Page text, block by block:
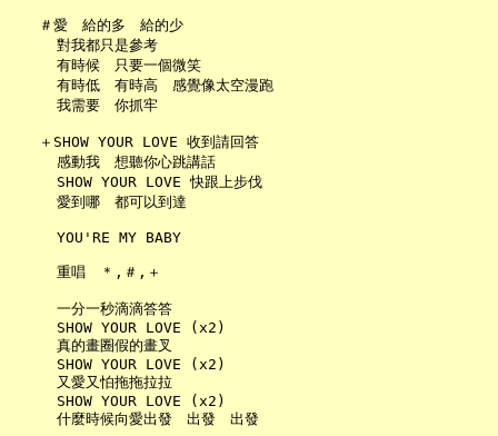
   ＃愛　給的多　給的少
     對我都只是參考
     有時候　只要一個微笑
     有時低　有時高　感覺像太空漫跑
     我需要　你抓牢
   ＋SHOW YOUR LOVE 收到請回答
     感動我　想聽你心跳講話
     SHOW YOUR LOVE 快跟上步伐
     愛到哪　都可以到達
     YOU'RE MY BABY
     重唱　＊,＃,＋
     一分一秒滴滴答答
     SHOW YOUR LOVE (x2)
     真的畫圈假的畫叉
     SHOW YOUR LOVE (x2)
     又愛又怕拖拖拉拉
     SHOW YOUR LOVE (x2)
     什麼時候向愛出發　出發　出發